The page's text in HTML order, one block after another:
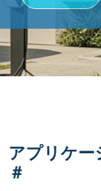
アプリケー
＃